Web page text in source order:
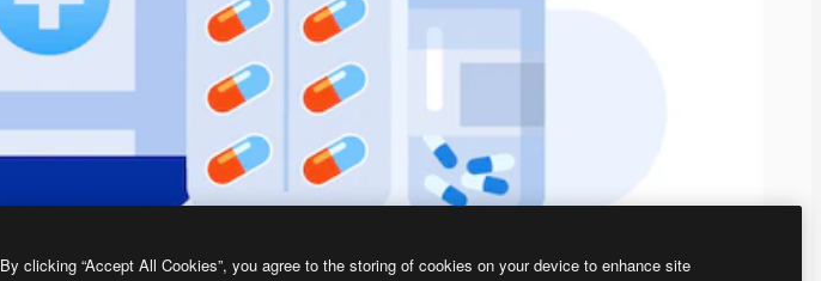
By clicking “Accept All Cookies”, you agree to the storing of cookies on your device to enhance site